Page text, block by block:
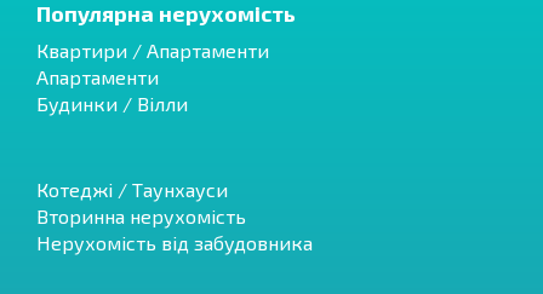
Популярна нерухомість
Квартири / Апартаменти
Апартаменти
Будинки / Вілли
Котеджі / Таунхауси
Вторинна нерухомість
Нерухомість від забудовника